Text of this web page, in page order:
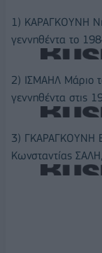
1) ΚΑΡΑΓΚΟΥΝΗ
γεννηθέντα το
2) ΙΣΜΑΗΛ Μάριο
γεννηθέντα στις
3) ΓΚΑΡΑΓΚΟΥΝΗ
Κωνσταντίας